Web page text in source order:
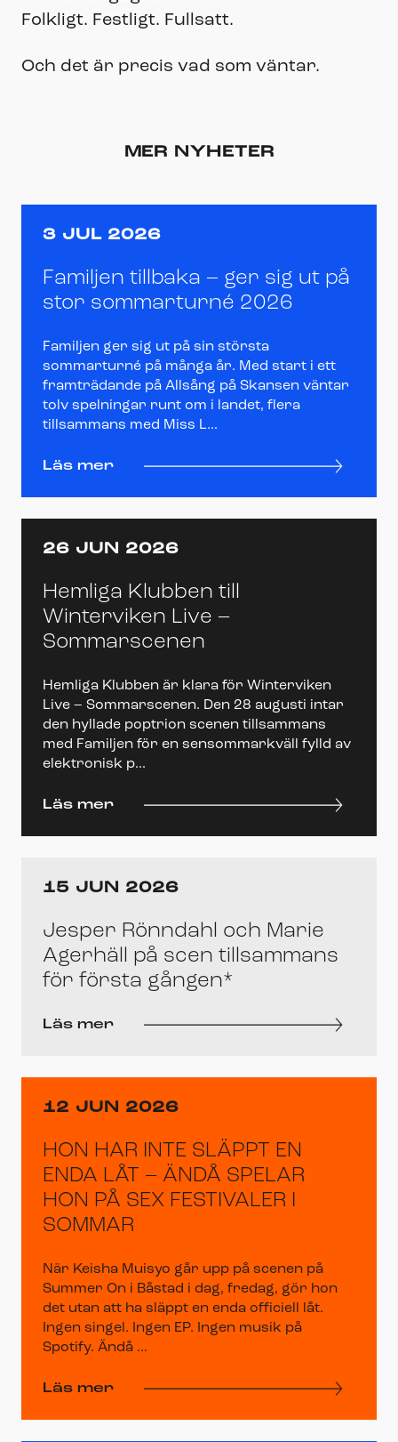
Folkligt. Festligt. Fullsatt.
Och det är precis vad som väntar.
MER NYHETER
3 JUL 2026
Familjen tillbaka – ger sig ut på
stor sommarturné 2026
Familjen ger sig ut på sin största
sommarturné på många år. Med start i ett
framträdande på Allsång på Skansen väntar
tolv spelningar runt om i landet, flera
tillsammans med Miss L...
Läs mer
26 JUN 2026
Hemliga Klubben till
Winterviken Live –
Sommarscenen
Hemliga Klubben är klara för Winterviken
Live – Sommarscenen. Den 28 augusti intar
den hyllade poptrion scenen tillsammans
med Familjen för en sensommarkväll fylld av
elektronisk p...
Läs mer
15 JUN 2026
Jesper Rönndahl och Marie
Agerhäll på scen tillsammans
för första gången*
Läs mer
12 JUN 2026
HON HAR INTE SLÄPPT EN
ENDA LÅT – ÄNDÅ SPELAR
HON PÅ SEX FESTIVALER I
SOMMAR
När Keisha Muisyo går upp på scenen på
Summer On i Båstad i dag, fredag, gör hon
det utan att ha släppt en enda officiell låt.
Ingen singel. Ingen EP. Ingen musik på
Spotify. Ändå ...
Läs mer